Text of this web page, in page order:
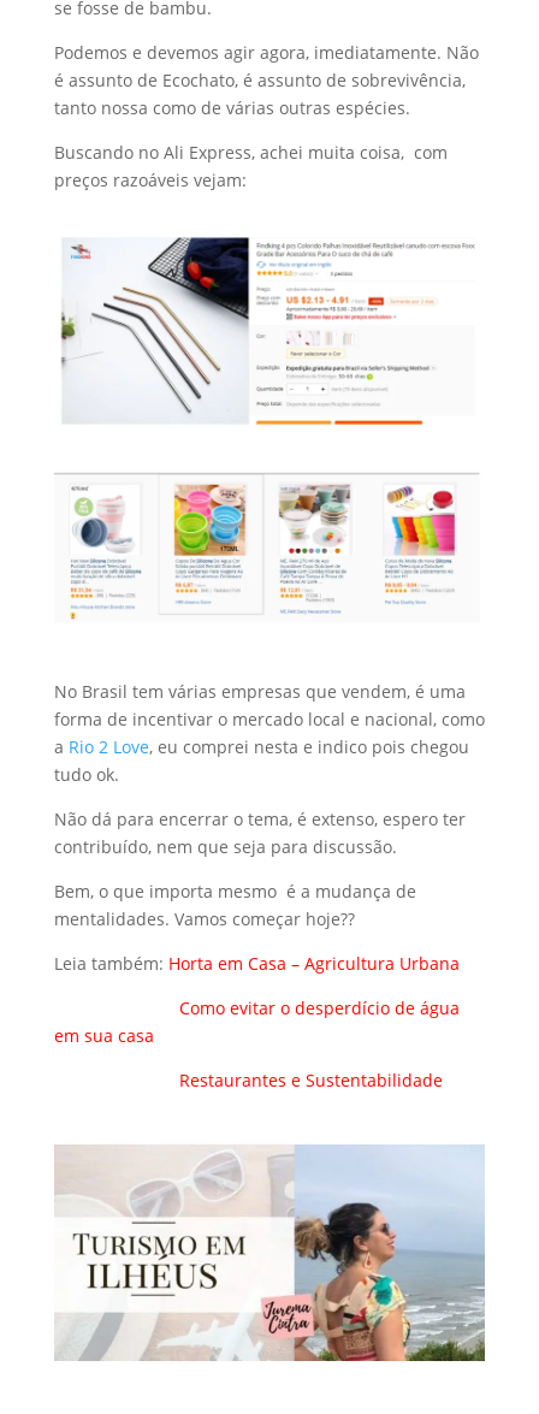
se fosse de bambu.
Podemos e devemos agir agora, imediatamente. Não
é assunto de Ecochato, é assunto de sobrevivência,
tanto nossa como de várias outras espécies.
Buscando no Ali Express, achei muita coisa, com
preços razoáveis vejam:
No Brasil tem várias empresas que vendem, é uma
forma de incentivar o mercado local e nacional, como
a Rio 2 Love, eu comprei nesta e indico pois chegou
tudo ok.
Não dá para encerrar o tema, é extenso, espero ter
contribuído, nem que seja para discussão.
Bem, o que importa mesmo é a mudança de
mentalidades. Vamos começar hoje??
Leia também: Horta em Casa – Agricultura Urbana
Como evitar o desperdício de água
em sua casa
Restaurantes e Sustentabilidade